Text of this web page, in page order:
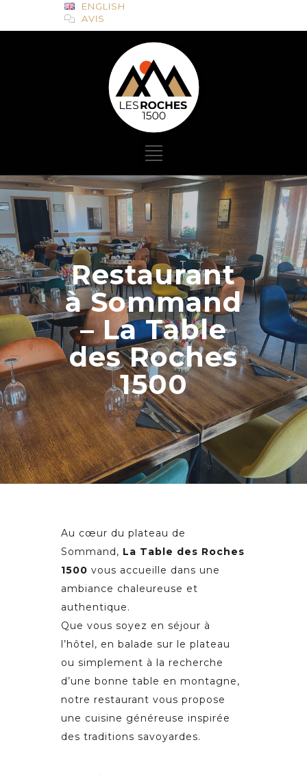
ENGLISH
AVIS
Restaurant
à Sommand
– La Table
des Roches
1500
Au cœur du plateau de
Sommand, La Table des Roches
1500 vous accueille dans une
ambiance chaleureuse et
authentique.
Que vous soyez en séjour à
l’hôtel, en balade sur le plateau
ou simplement à la recherche
d’une bonne table en montagne,
notre restaurant vous propose
une cuisine généreuse inspirée
des traditions savoyardes.